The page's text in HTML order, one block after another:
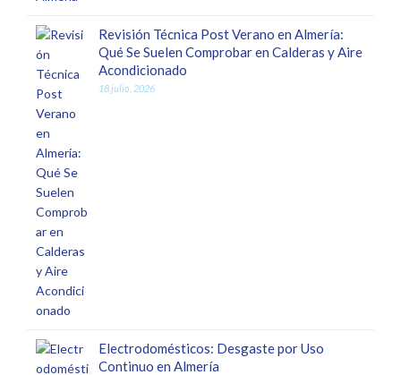
Revisión Técnica Post Verano en Almería:
Qué Se Suelen Comprobar en Calderas y Aire
Acondicionado
18 julio, 2026
Electrodomésticos: Desgaste por Uso
Continuo en Almería